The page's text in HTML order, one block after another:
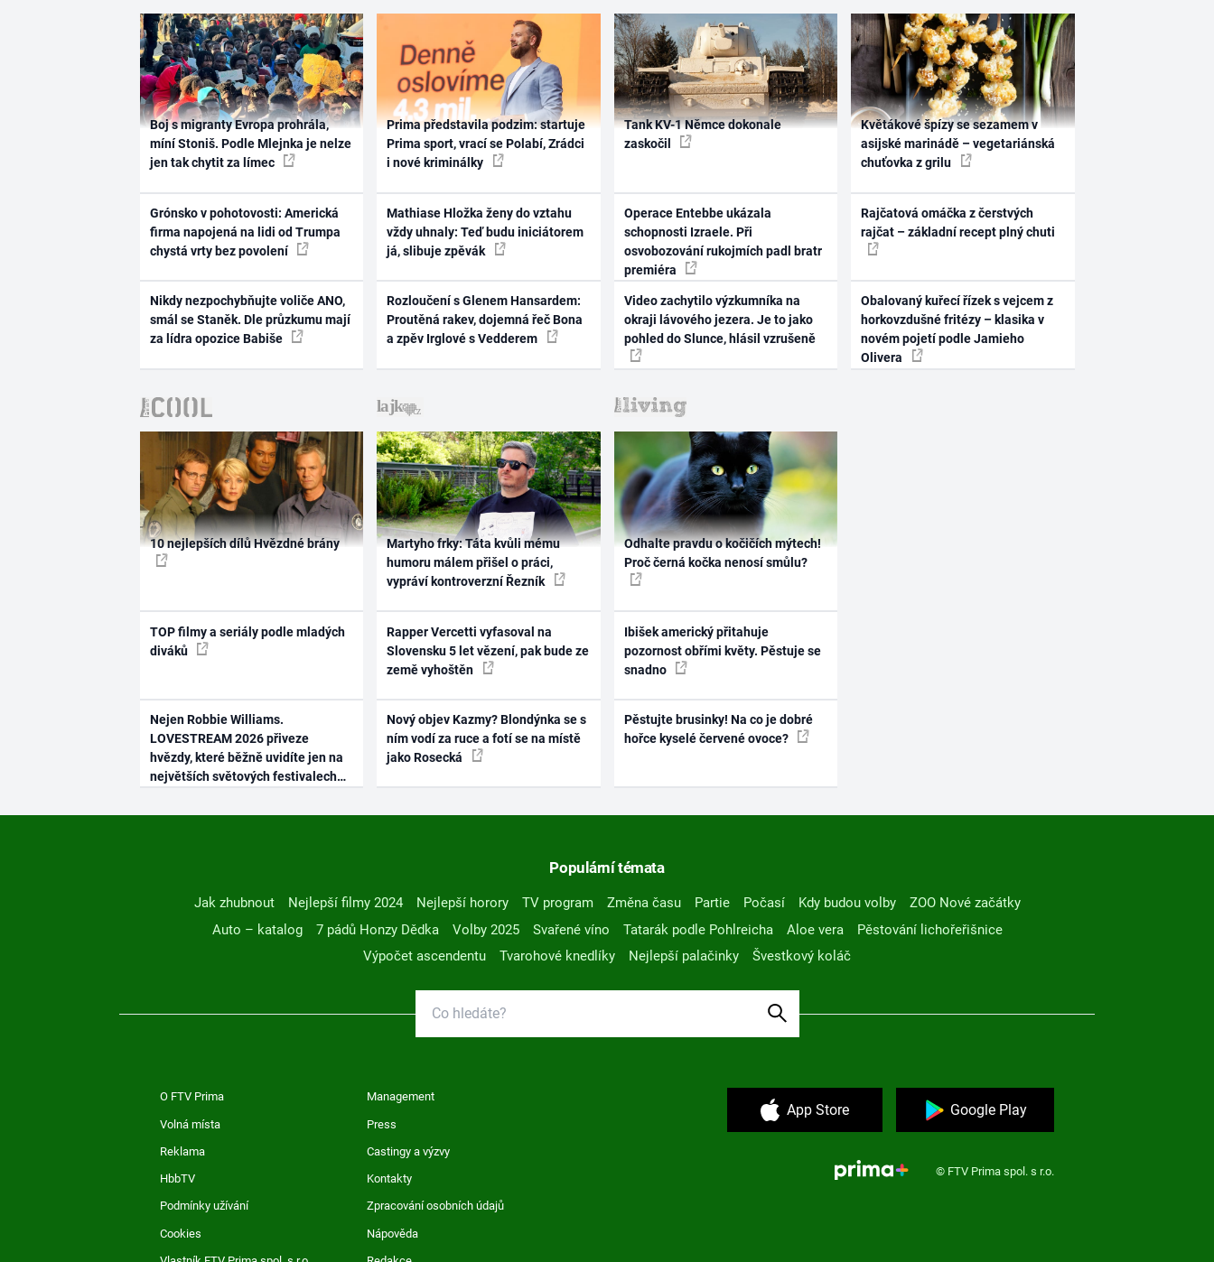
Boj s migranty Evropa prohrála,
míní Stoniš. Podle Mlejnka je nelze
jen tak chytit za límec
Grónsko v pohotovosti: Americká
firma napojená na lidi od Trumpa
chystá vrty bez povolení
Nikdy nezpochybňujte voliče ANO,
smál se Staněk. Dle průzkumu mají
za lídra opozice Babiše
Prima představila podzim: startuje
Prima sport, vrací se Polabí, Zrádci
i nové kriminálky
Mathiase Hložka ženy do vztahu
vždy uhnaly: Teď budu iniciátorem
já, slibuje zpěvák
Rozloučení s Glenem Hansardem:
Proutěná rakev, dojemná řeč Bona
a zpěv Irglové s Vedderem
Tank KV-1 Němce dokonale
zaskočil
Operace Entebbe ukázala
schopnosti Izraele. Při
osvobozování rukojmích padl bratr
premiéra
Video zachytilo výzkumníka na
okraji lávového jezera. Je to jako
pohled do Slunce, hlásil vzrušeně
Květákové špízy se sezamem v
asijské marinádě – vegetariánská
chuťovka z grilu
Rajčatová omáčka z čerstvých
rajčat – základní recept plný chuti
Obalovaný kuřecí řízek s vejcem z
horkovzdušné fritézy – klasika v
novém pojetí podle Jamieho
Olivera
10 nejlepších dílů Hvězdné brány
TOP filmy a seriály podle mladých
diváků
Nejen Robbie Williams.
LOVESTREAM 2026 přiveze
hvězdy, které běžně uvidíte jen na
největších světových festivalech
Martyho frky: Táta kvůli mému
humoru málem přišel o práci,
vypráví kontroverzní Řezník
Rapper Vercetti vyfasoval na
Slovensku 5 let vězení, pak bude ze
země vyhoštěn
Nový objev Kazmy? Blondýnka se s
ním vodí za ruce a fotí se na místě
jako Rosecká
Odhalte pravdu o kočičích mýtech!
Proč černá kočka nenosí smůlu?
Ibišek americký přitahuje
pozornost obřími květy. Pěstuje se
snadno
Pěstujte brusinky! Na co je dobré
hořce kyselé červené ovoce?
Populární témata
Jak zhubnout Nejlepší filmy 2024 Nejlepší horory TV program Změna času Partie Počasí Kdy budou volby
ZOO Nové začátky
Auto – katalog
7 pádů Honzy Dědka Volby 2025 Svařené víno Tatarák podle Pohlreicha Aloe vera
Pěstování lichořeřišnice
Výpočet ascendentu
Tvarohové knedlíky Nejlepší palačinky Švestkový koláč
O FTV Prima Management
Volná místa Press
Reklama Castingy a výzvy
HbbTV Kontakty
Podmínky užívání Zpracování osobních údajů
Cookies Nápověda
App Store Google Play
© FTV Prima spol. s r.o.